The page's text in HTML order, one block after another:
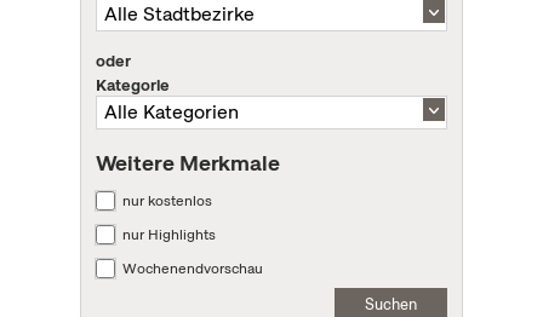
oder
Kategorie
Weitere Merkmale
nur kostenlos
nur Highlights
Wochenendvorschau
Suchen